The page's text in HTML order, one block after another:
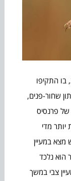
כולנו זוכרים את סתיו 2021, בו התקיפו
שחור-פנים,
פרנסיס
יותר מדי
חן פייביש מצא במעיין
הוא נלכד
צבי במשך